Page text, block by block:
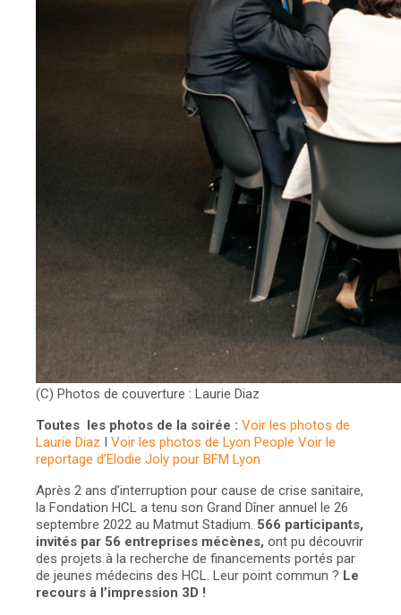
(C) Photos de couverture : Laurie Diaz
Toutes les photos de la soirée : Voir les photos de
Laurie Diaz I Voir les photos de Lyon People Voir le
reportage d’Elodie Joly pour BFM Lyon
Après 2 ans d’interruption pour cause de crise sanitaire,
la Fondation HCL a tenu son Grand Dîner annuel le 26
septembre 2022 au Matmut Stadium. 566 participants,
invités par 56 entreprises mécènes, ont pu découvrir
des projets à la recherche de financements portés par
de jeunes médecins des HCL. Leur point commun ? Le
recours à l’impression 3D !